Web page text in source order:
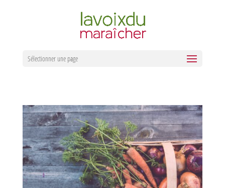
Sélectionner une page